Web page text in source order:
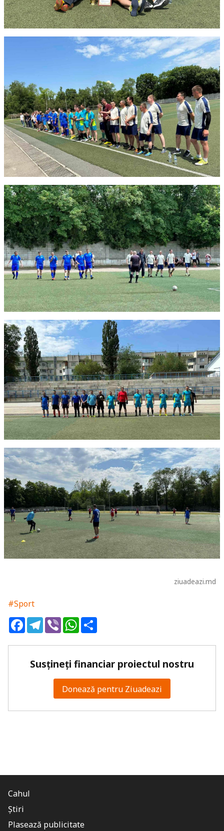
ziuadeazi.md
#Sport
FacebookTelegram
ViberWhatsApp
Susțineți financiar proiectul nostru
Donează pentru Ziuadeazi
Cahul
Știri
Plasează publicitate